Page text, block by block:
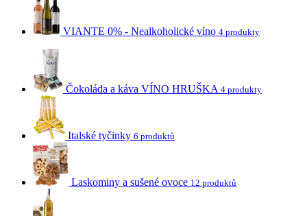
VIANTE 0% - Nealkoholické víno 4 produkty
Čokoláda a káva VÍNO HRUŠKA 4 produkty
Italské tyčinky 6 produktů
Laskominy a sušené ovoce 12 produktů